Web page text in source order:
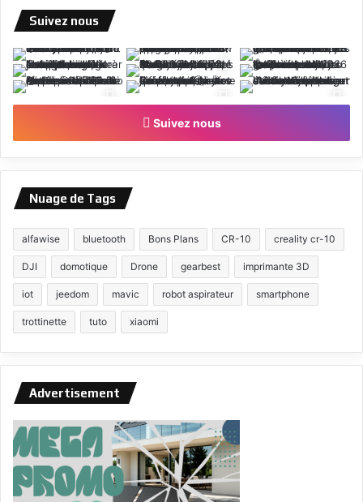
Suivez nous
Suivez nous
Nuage de Tags
alfawise bluetooth Bons Plans CR-10 creality cr-10
DJI domotique Drone gearbest imprimante 3D
iot jeedom mavic robot aspirateur smartphone
trottinette tuto xiaomi
Advertisement